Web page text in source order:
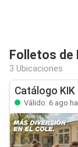
Folletos de
3 Ubicaciones
Catálogo KIK
Válido: 6 ago